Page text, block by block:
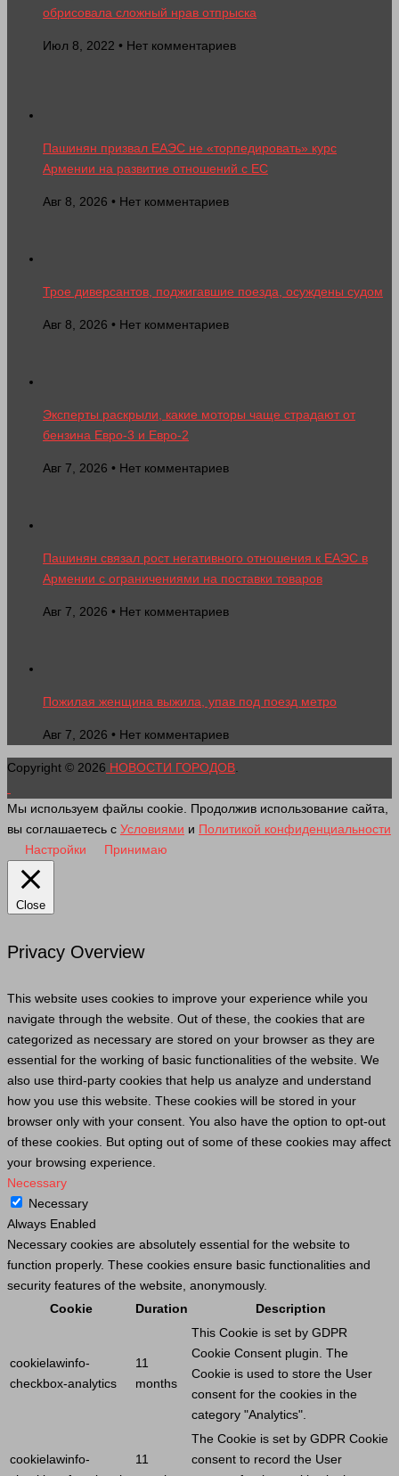
обрисовала сложный нрав отпрыска
Июл 8, 2022 • Нет комментариев
Пашинян призвал ЕАЭС не «торпедировать» курс
Армении на развитие отношений с ЕС
Авг 8, 2026 • Нет комментариев
Трое диверсантов, поджигавшие поезда, осуждены судом
Авг 8, 2026 • Нет комментариев
Эксперты раскрыли, какие моторы чаще страдают от
бензина Евро-3 и Евро-2
Авг 7, 2026 • Нет комментариев
Пашинян связал рост негативного отношения к ЕАЭС в
Армении с ограничениями на поставки товаров
Авг 7, 2026 • Нет комментариев
Пожилая женщина выжила, упав под поезд метро
Авг 7, 2026 • Нет комментариев
Copyright © 2026 НОВОСТИ ГОРОДОВ
Мы используем файлы cookie. Продолжив использование сайта,
вы соглашаетесь с Условиями и Политикой конфиденциальности
Настройки
Принимаю
Close
Privacy Overview
This website uses cookies to improve your experience while you
navigate through the website. Out of these, the cookies that are
categorized as necessary are stored on your browser as they are
essential for the working of basic functionalities of the website. We
also use third-party cookies that help us analyze and understand
how you use this website. These cookies will be stored in your
browser only with your consent. You also have the option to opt-out
of these cookies. But opting out of some of these cookies may affect
your browsing experience.
Necessary
Necessary
Always Enabled
Necessary cookies are absolutely essential for the website to
function properly. These cookies ensure basic functionalities and
security features of the website, anonymously.
Cookie
Duration Description
cookielawinfo-
checkbox-analytics
11
months
This Cookie is set by GDPR
Cookie Consent plugin. The
Cookie is used to store the User
consent for the cookies in the
category "Analytics".
cookielawinfo-
11
The Cookie is set by GDPR Cookie
consent to record the User